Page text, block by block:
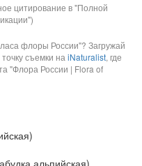
цитирование в "Полной
флоры России"? Загружай
съемки на iNaturalist, где
"Флора России | Flora of
альпийская)